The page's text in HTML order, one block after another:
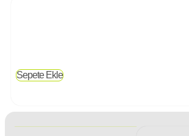
Sepete Ekle